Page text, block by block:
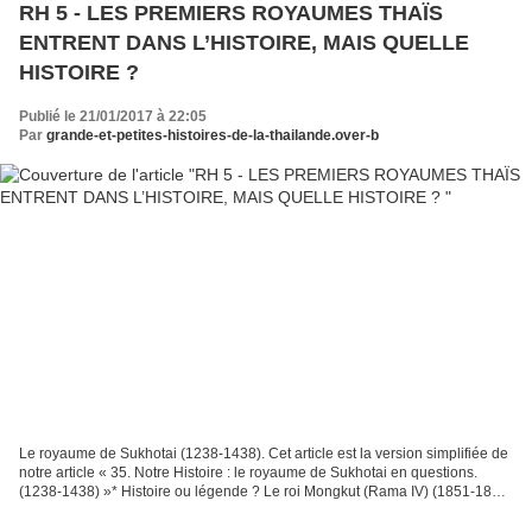
RH 5 - LES PREMIERS ROYAUMES THAÏS
ENTRENT DANS L’HISTOIRE, MAIS QUELLE
HISTOIRE ?
Publié le 21/01/2017 à 22:05
Par grande-et-petites-histoires-de-la-thailande.over-b
Le royaume de Sukhotai (1238-1438). Cet article est la version simplifiée de
notre article « 35. Notre Histoire : le royaume de Sukhotai en questions.
(1238-1438) »* Histoire ou légende ? Le roi Mongkut (Rama IV) (1851-1868)